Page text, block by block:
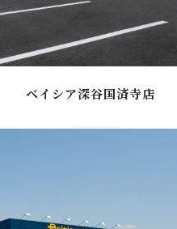
ベイシア深谷国済寺店